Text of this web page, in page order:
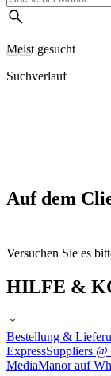
Meist gesucht
Suchverlauf
Auf dem
Versuchen Sie es
HILFE &
Bestellung &
ExpressSuppliers
MediaManor auf